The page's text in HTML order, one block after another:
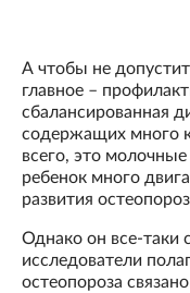
А чтобы не
главное –
сбалансированная
содержащих много
всего, это
ребенок много
развития
Однако он все-таки
исследователи
остеопороза